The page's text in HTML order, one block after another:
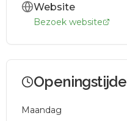
Website
Bezoek website
Maandag